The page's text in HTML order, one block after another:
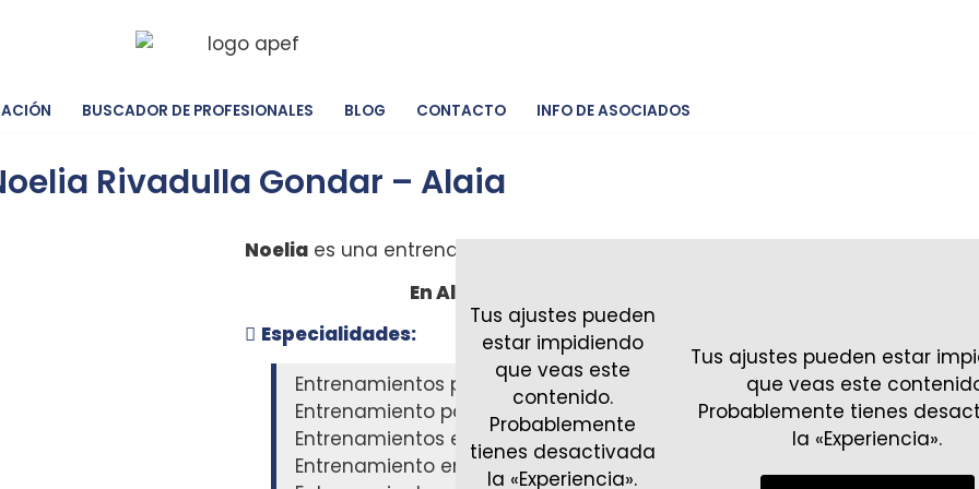
BUSCADOR DE PROFESIONALES BLOG CONTACTO INFO DE ASOCIADOS
Rivadulla Gondar – Alaia
Noelia es una entrenadora personal con muchísima experiencia.
En Alaia saúde cuidamos de ti
Especialidades:
Entrenamientos personales
Entrenamiento para grupos reducidos
Entrenamientos específicos para ciclistas y corredores
Entrenamiento en embarazo
Tus ajustes pueden
estar impidiendo
que veas este
contenido.
Probablemente
tienes desactivada
la «Experiencia».
Tus ajustes pueden estar
que veas este
Probablemente tienes
la «Experiencia».